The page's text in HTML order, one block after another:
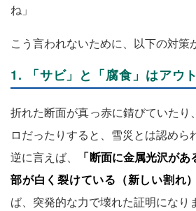
ね」
こう言われないために、以下の対策
1. 「サビ」と「腐食」はアウト
折れた断面が真っ赤に錆びていたり
ロだったりすると、雪災とは認めら
逆に言えば、
「断面に金属光沢が
部が白く裂けている（新しい割れ）
ば、突発的な力で壊れた証明になり